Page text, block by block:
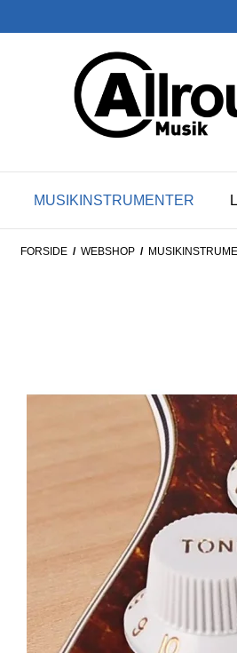
MUSIKINSTRUMENTER
FORSIDE / WEBSHOP /